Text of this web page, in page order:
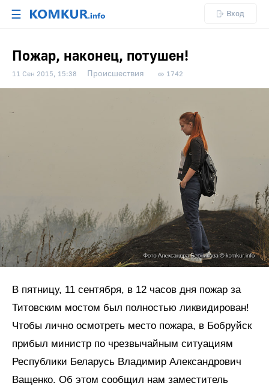
☰ Вход
Пожар, наконец, потушен!
11 Сен 2015, 15:38 Происшествия 1742
В пятницу, 11 сентября, в 12 часов дня пожар за
Титовским мостом был полностью ликвидирован!
Чтобы лично осмотреть место пожара, в Бобруйск
прибыл министр по чрезвычайным ситуациям
Республики Беларусь Владимир Александрович
Ващенко. Об этом сообщил нам заместитель